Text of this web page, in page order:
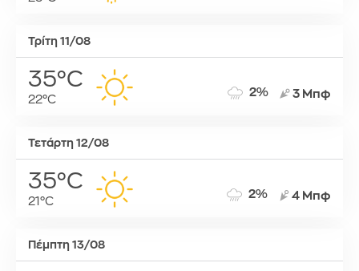
Τρίτη 11/08
35°C
22°C
2% 3 Μπφ
Τετάρτη 12/08
35°C
21°C
2% 4 Μπφ
Πέμπτη 13/08